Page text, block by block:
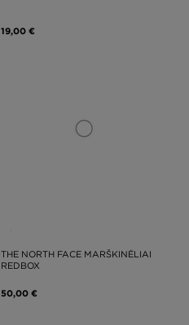
19,00 €
THE NORTH FACE MARŠKINĖLIAI
REDBOX
50,00 €